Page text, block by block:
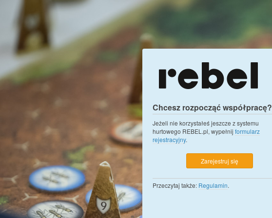
Chcesz rozpocząć współpracę?
Jeżeli nie korzystałeś jeszcze z systemu
hurtowego REBEL.pl, wypełnij formularz
rejestracyjny.
Zarejestruj się
Przeczytaj także: Regulamin.